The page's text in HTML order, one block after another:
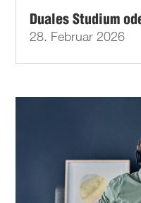
Duales Studium
28. Februar 2026